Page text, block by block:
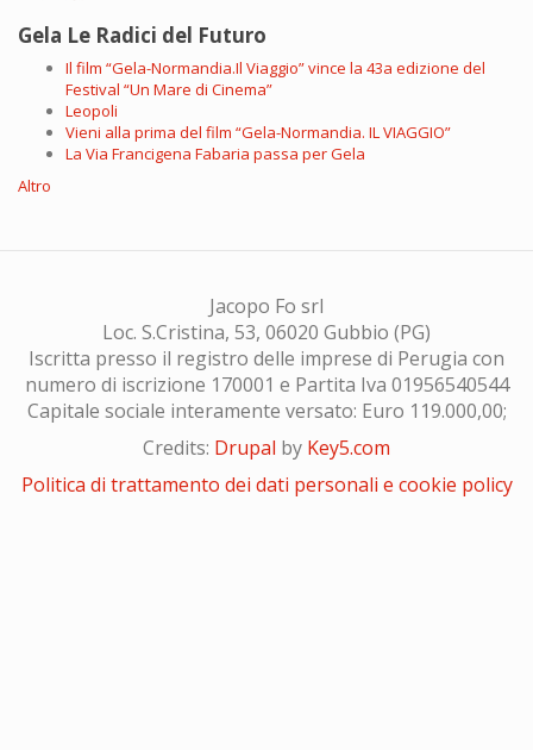
Gela Le Radici del Futuro
Il film “Gela-Normandia.Il Viaggio” vince la 43a edizione del
Festival “Un Mare di Cinema”
Leopoli
Vieni alla prima del film “Gela-Normandia. IL VIAGGIO”
La Via Francigena Fabaria passa per Gela
Altro
Jacopo Fo srl
Loc. S.Cristina, 53, 06020 Gubbio (PG)
Iscritta presso il registro delle imprese di Perugia con
numero di iscrizione 170001 e Partita Iva 01956540544
Capitale sociale interamente versato: Euro 119.000,00;
Credits: Drupal by Key5.com
Politica di trattamento dei dati personali e cookie policy